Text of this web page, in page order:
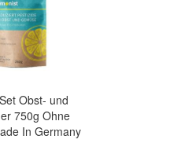
Obst- und
750g Ohne
In Germany